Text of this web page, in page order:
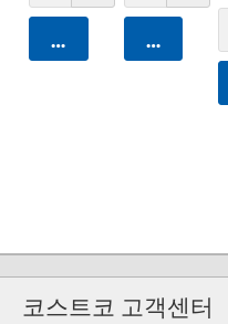
카트에 담기 카트에 담기
코스트코 고객센터